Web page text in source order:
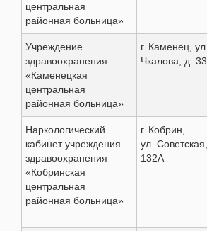
центральная
районная больница»
Учреждение
здравоохранения
«Каменецкая
центральная
районная больница»
г. Каменец, ул.
Чкалова, д. 33
Наркологический
кабинет учреждения
здравоохранения
«Кобринская
центральная
районная больница»
г. Кобрин,
ул. Советская,
132А